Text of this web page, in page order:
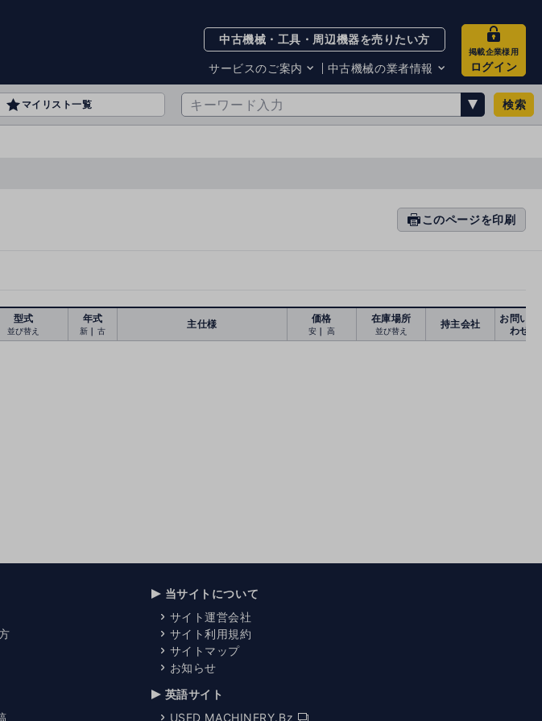
中古機械・工具・周辺機器を売りたい方
サービスのご案内
サービスのご案内
お知らせ
中古機械の業者情報
買取・査定業者リスト
掲載企業様用
ログイン
マイリスト一覧 検索
prin このページを印刷
型式
並び替え
年式
新｜古
主仕様 価格
安 ｜ 高
在庫場所
並び替え
持主会社
お問い合
わせ
当サイトについて
サイト運営会社
サイト利用規約
サイトマップ
お知らせ
英語サイト
USED MACHINERY.Bz